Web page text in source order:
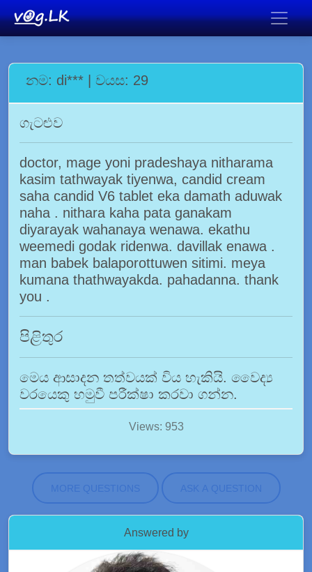
නම: di*** | වයස: 29
ගැටළුව
doctor, mage yoni pradeshaya nitharama
kasim tathwayak tiyenwa, candid cream
saha candid V6 tablet eka damath aduwak
naha . nithara kaha pata ganakam
diyarayak wahanaya wenawa. ekathu
weemedi godak ridenwa. davillak enawa .
man babek balaporottuwen sitimi. meya
kumana thathwayakda. pahadanna. thank
you .
පිළිතුර
මෙය ආසාදන තත්වයක් විය හැකියි. වෛද්‍ය
වරයෙකු හමුවී පරීක්ෂා කරවා ගන්න.
Views: 953
MORE QUESTIONS ASK A QUESTION
Answered by